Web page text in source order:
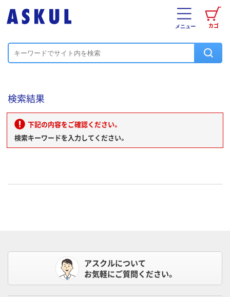
カゴ
メニュー
検索結果
下記の内容をご確認ください。
検索キーワードを入力してください。
アスクルについて
お気軽にご質問ください。